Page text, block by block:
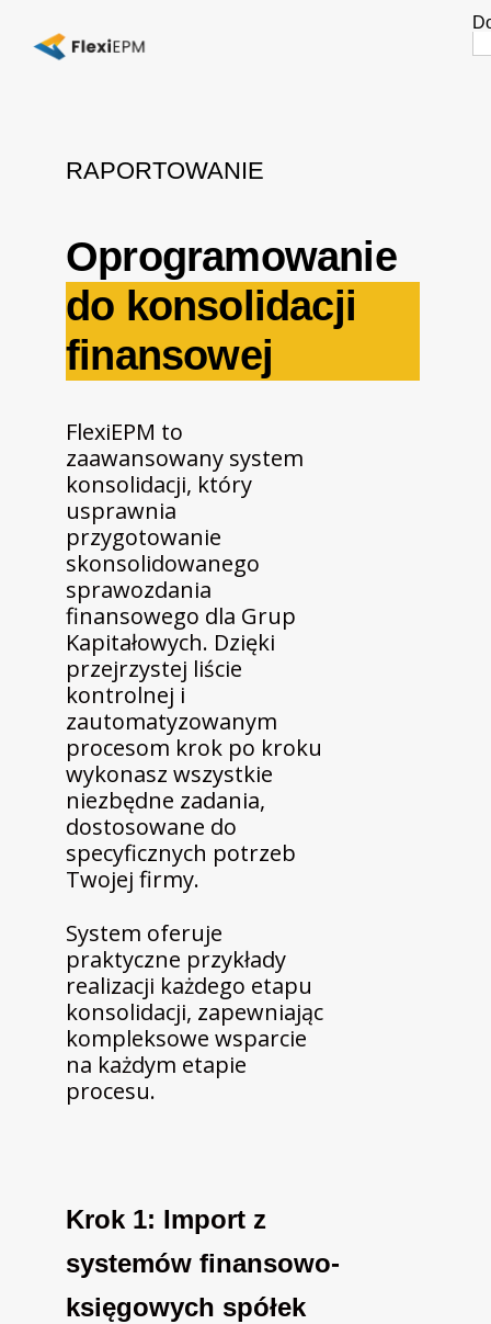
RAPORTOWANIE
Oprogramowanie
do konsolidacji
finansowej
FlexiEPM to
zaawansowany system
konsolidacji, który
usprawnia
przygotowanie
skonsolidowanego
sprawozdania
finansowego dla Grup
Kapitałowych. Dzięki
przejrzystej liście
kontrolnej i
zautomatyzowanym
procesom krok po kroku
wykonasz wszystkie
niezbędne zadania,
dostosowane do
specyficznych potrzeb
Twojej firmy.
System oferuje
praktyczne przykłady
realizacji każdego etapu
konsolidacji, zapewniając
kompleksowe wsparcie
na każdym etapie
procesu.
Krok 1: Import z
systemów finansowo-
księgowych spółek